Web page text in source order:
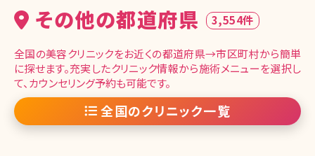
その他の都道府県 3,554件
全国の美容クリニックをお近くの都道府県→市区町村から簡単
に探せます。充実したクリニック情報から施術メニューを選択し
て、カウンセリング予約も可能です。
全国のクリニック一覧